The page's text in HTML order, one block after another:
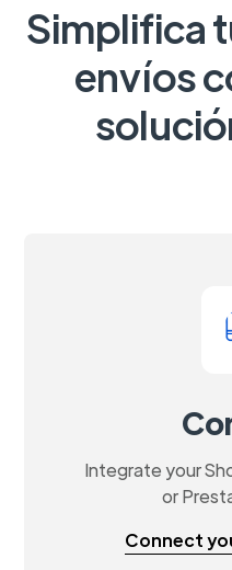
Simplifica
envíos
Integrate your
or
Connect